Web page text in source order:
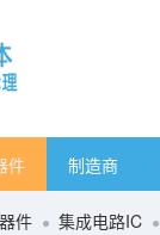
件 制造商
件 集成电路IC